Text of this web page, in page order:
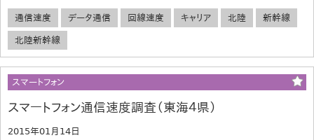
通信速度 データ通信 回線速度 キャリア 北陸 新幹線
北陸新幹線
スマートフォン
スマートフォン通信速度調査（東海４県）
2015年01月14日